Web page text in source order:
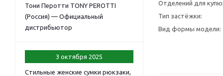
Отделений для
Тип застёжки:
Вид формы модели:
Тони Перотти TONY PEROTTI
(Россия) — Официальный
дистрибьютор
3 октября 2025
Стильные женские сумки рюкзаки,